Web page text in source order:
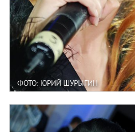
ФОТО: ЮРИЙ ШУРЫГИН